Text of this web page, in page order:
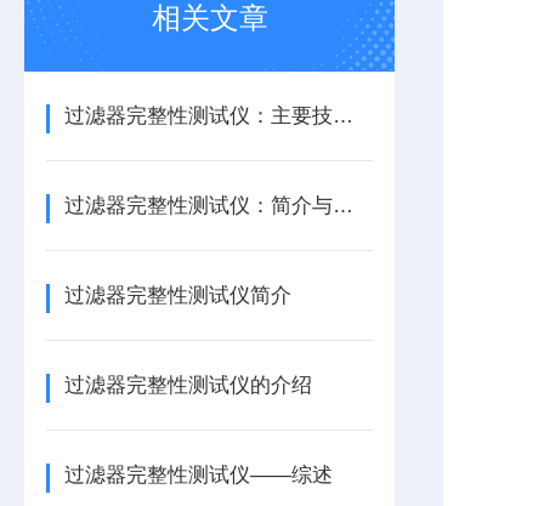
相关文章
过滤器完整性测试仪：主要技术参数
过滤器完整性测试仪：简介与应用
过滤器完整性测试仪简介
过滤器完整性测试仪的介绍
过滤器完整性测试仪——综述